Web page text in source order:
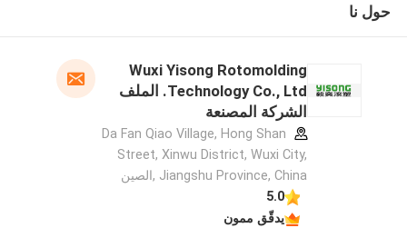
حول نا
Wuxi Yisong Rotomolding
Technology Co., Ltd. الملف
الشركة المصنعة
Da Fan Qiao Village, Hong Shan
Street, Xinwu District, Wuxi City,
Jiangshu Province, China ,الصين
5.0
يدقّق ممون